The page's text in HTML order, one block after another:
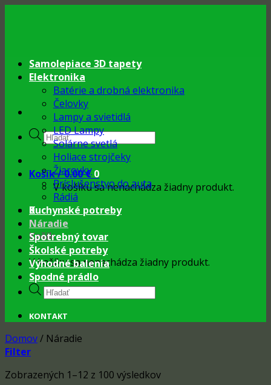
Products
search
Košík /0.00€ 0
V košíku sa nenachádza žiadny produkt.
0
Košík
V košíku sa nenachádza žiadny produkt.
Samolepiace 3D tapety
Elektronika
Batérie a drobná elektronika
Čelovky
Lampy a svietidlá
LED Lampy
Solárne svetlá
Holiace strojčeky
Žiarovky
Príslušenstvo do auta
Rádiá
Kuchynské potreby
Náradie
Spotrebný tovar
Školské potreby
Výhodné balenia
Spodné prádlo
Products
search
KONTAKT
Domov/ Náradie
Filter
Zobrazených 1–12 z 100 výsledkov